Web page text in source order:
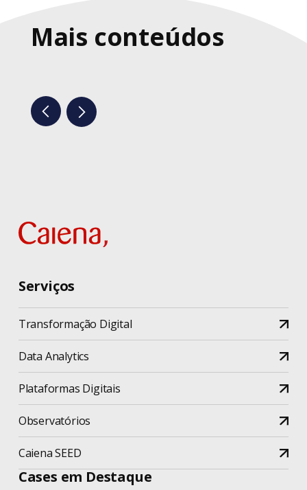
Mais conteúdos
Serviços
Transformação Digital
Data Analytics
Plataformas Digitais
Observatórios
Caiena SEED
Cases em Destaque